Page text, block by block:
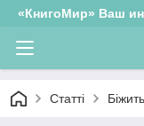
«КнигоМир» Ваш
Статті